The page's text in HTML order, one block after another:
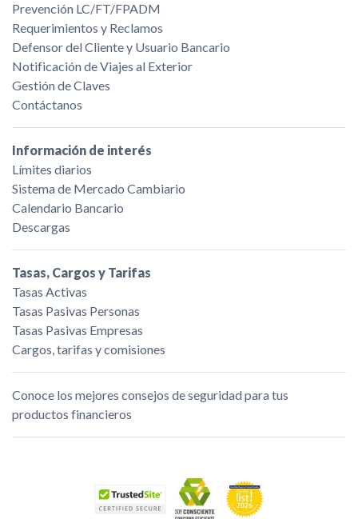
Prevención LC/FT/FPADM
Requerimientos y Reclamos
Defensor del Cliente y Usuario Bancario
Notificación de Viajes al Exterior
Gestión de Claves
Contáctanos
Información de interés
Límites diarios
Sistema de Mercado Cambiario
Calendario Bancario
Descargas
Tasas, Cargos y Tarifas
Tasas Activas
Tasas Pasivas Personas
Tasas Pasivas Empresas
Cargos, tarifas y comisiones
Conoce los mejores consejos de seguridad para tus
productos financieros